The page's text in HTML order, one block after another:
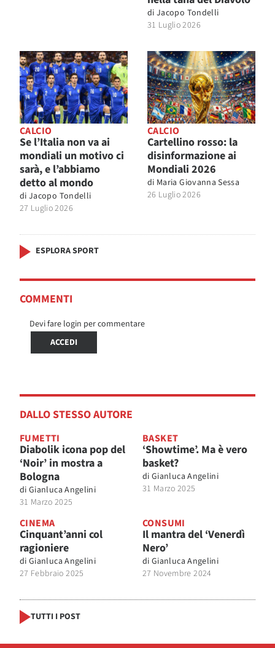
di Jacopo Tondelli
31 Luglio 2026
CALCIO
Se l’Italia non va ai
mondiali un motivo ci
sarà, e l’abbiamo
detto al mondo
di Jacopo Tondelli
27 Luglio 2026
CALCIO
Cartellino rosso: la
disinformazione ai
Mondiali 2026
di Maria Giovanna Sessa
26 Luglio 2026
ESPLORA SPORT
COMMENTI
Devi fare login per commentare
ACCEDI
DALLO STESSO AUTORE
FUMETTI
Diabolik icona pop del
‘Noir’ in mostra a
Bologna
di Gianluca Angelini
31 Marzo 2025
BASKET
‘Showtime’. Ma è vero
basket?
di Gianluca Angelini
31 Marzo 2025
CINEMA
Cinquant’anni col
ragioniere
di Gianluca Angelini
27 Febbraio 2025
CONSUMI
Il mantra del ‘Venerdì
Nero’
di Gianluca Angelini
27 Novembre 2024
TUTTI I POST